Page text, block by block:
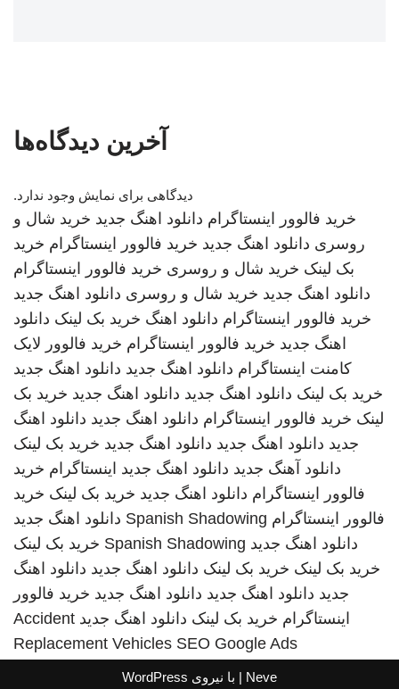
آخرین دیدگاه‌ها
دیدگاهی برای نمایش وجود ندارد.
خرید فالوور اینستاگرام دانلود اهنگ جدید خرید شال و
روسری دانلود اهنگ جدید خرید فالوور اینستاگرام خرید
بک لینک خرید شال و روسری خرید فالوور اینستاگرام
دانلود اهنگ جدید خرید شال و روسری دانلود اهنگ جدید
خرید فالوور اینستاگرام دانلود اهنگ خرید بک لینک دانلود
اهنگ جدید خرید فالوور اینستاگرام خرید فالوور لایک
کامنت اینستاگرام دانلود اهنگ جدید دانلود اهنگ جدید
خرید بک لینک دانلود اهنگ جدید دانلود اهنگ جدید خرید بک
لینک خرید فالوور اینستاگرام دانلود اهنگ جدید دانلود اهنگ
جدید دانلود اهنگ جدید دانلود اهنگ جدید خرید بک لینک
دانلود آهنگ جدید دانلود اهنگ جدید اینستاگرام خرید
فالوور اینستاگرام دانلود اهنگ جدید خرید بک لینک خرید
فالوور اینستاگرام Spanish Shadowing دانلود اهنگ جدید
دانلود اهنگ جدید Spanish Shadowing خرید بک لینک
خرید بک لینک خرید بک لینک دانلود اهنگ جدید دانلود اهنگ
جدید دانلود اهنگ جدید دانلود اهنگ جدید خرید فالوور
اینستاگرام خرید بک لینک دانلود اهنگ جدید Accident
Replacement Vehicles SEO Google Ads
Neve | با نیروی WordPress